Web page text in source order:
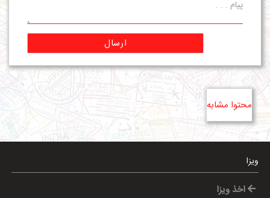
ارسال
محتوا مشابه
ویزا
اخذ ویزا